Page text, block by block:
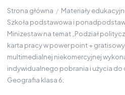
Strona główna / Materiały
Szkoła podstawowa i
Minizestaw na temat „Podział
karta pracy w power point +
multimedialnej niekomercyjnej
indywidualnego pobrania i użycia do
Geografia klasa 6,